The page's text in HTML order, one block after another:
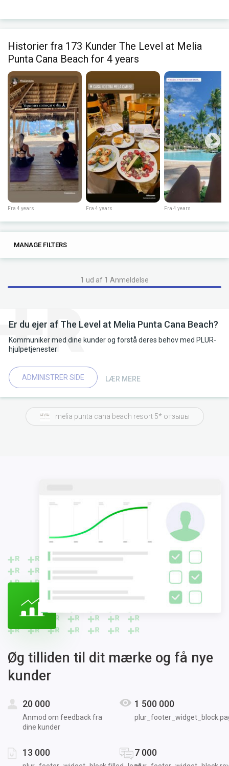
Historier fra 173 Kunder The Level at Melia
Punta Cana Beach for 4 years
Fra 4 years Fra 4 years Fra 4 years
TAGS 0
MANAGE FILTERS
1 ud af 1 Anmeldelse
Er du ejer af The Level at Melia Punta Cana Beach?
Kommuniker med dine kunder og forstå deres behov med PLUR-
hjulpetjenester
ADMINISTRER SIDE LÆR MERE
melia punta cana beach resort 5* отзывы
Øg tilliden til dit mærke og få nye
kunder
20 000
Anmod om feedback fra
dine kunder
1 500 000
13 000 7 000